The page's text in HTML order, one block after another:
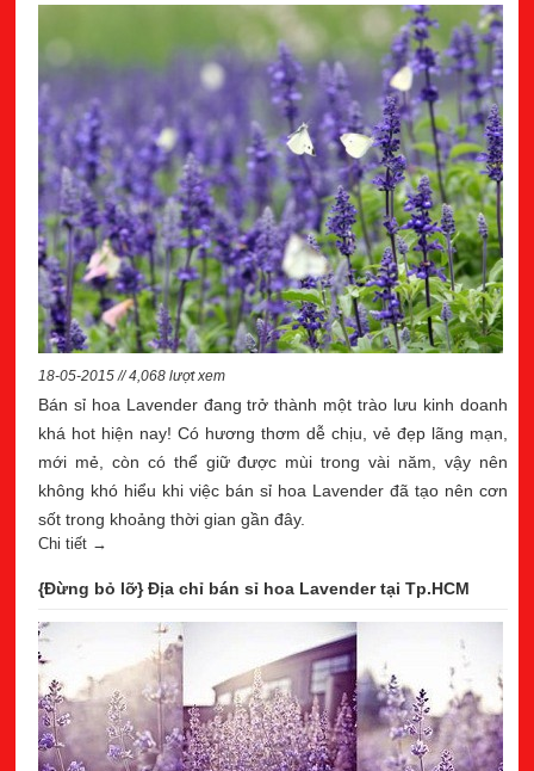
18-05-2015 // 4,068 lượt xem
Bán sỉ hoa Lavender đang trở thành một trào lưu kinh doanh
khá hot hiện nay! Có hương thơm dễ chịu, vẻ đẹp lãng mạn,
mới mẻ, còn có thể giữ được mùi trong vài năm, vậy nên
không khó hiểu khi việc bán sỉ hoa Lavender đã tạo nên cơn
sốt trong khoảng thời gian gần đây.
Chi tiết →
{Đừng bỏ lỡ} Địa chỉ bán sỉ hoa Lavender tại Tp.HCM